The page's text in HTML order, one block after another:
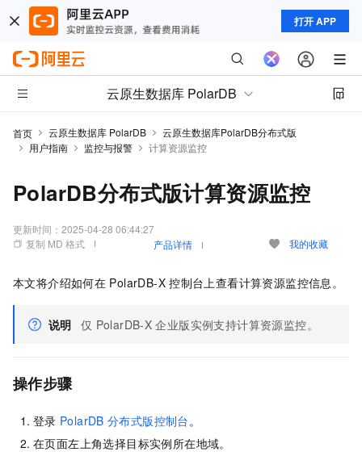
打开 APP
云原生数据库 PolarDB
首页 云原生数据库 PolarDB
云原生数据库PolarDB分布式版
用户指南
监控与报警 计算资源监控
PolarDB分布式版计算资源监控
更新时间： 2025-04-28 06:44:27
复制 MD 格式
产品详情 我的收藏
本文将介绍如何在 PolarDB-X 控制台上查看计算资源监控信息。
说明 仅 PolarDB-X 企业版实例支持计算资源监控。
操作步骤
登录 PolarDB 分布式版控制台。
在页面左上角选择目标实例所在地域。